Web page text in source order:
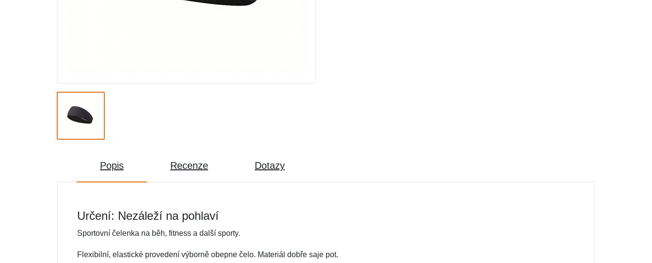
Popis Recenze Dotazy
Určení: Nezáleží na pohlaví
Sportovní čelenka na běh, fitness a další sporty.
Flexibilní, elastické provedení výborně obepne čelo. Materiál dobře saje pot.